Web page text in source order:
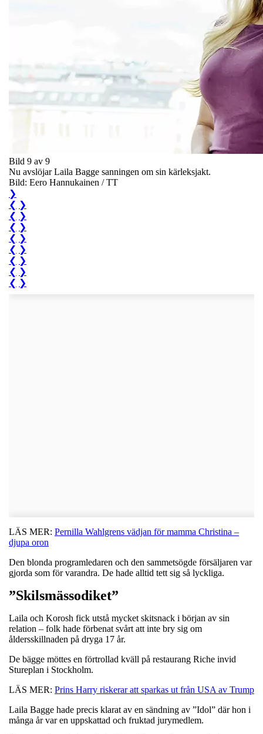
Bild 9 av 9
Nu avslöjar Laila Bagge sanningen om sin kärleksjakt.
Bild: Eero Hannukainen / TT
❯
❮ ❯
❮ ❯
❮ ❯
❮ ❯
❮ ❯
❮ ❯
❮ ❯
❮ ❯
LÄS MER: Pernilla Wahlgrens vädjan för mamma Christina –
djupa oron
Den blonda programledaren och den sammetsögde försäljaren var
gjorda som för varandra. De hade alltid tett sig så lyckliga.
”Skilsmässodiket”
Laila och Korosh fick utstå mycket skitsnack i början av sin
relation – folk hade förbenat svårt att inte bry sig om
åldersskillnaden på dryga 17 år.
De bägge möttes en förtrollad kväll på restaurang Riche invid
Stureplan i Stockholm.
LÄS MER: Prins Harry riskerar att sparkas ut från USA av Trump
Laila Bagge hade precis klarat av en sändning av ”Idol” där hon i
många år var en uppskattad och fruktad jurymedlem.